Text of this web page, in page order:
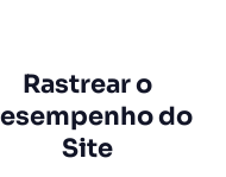
Rastrear o
do
Site